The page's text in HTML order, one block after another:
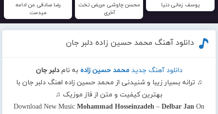
یوسف زمانی دنیا
محسن چاوشی مریض تخت
آخری
رضا صادقی من ادامه
میدمت
دانلود آهنگ محمد حسین زاده دلبر جان
دانلود آهنگ جدید محمد حسین زاده به نامدلبر جان
♫ ترانه بسیار زیبا و شنیدنی از محمد حسین زاده اهنگ دلبر جان با
بهترین کیفیت و متن از فاز موزیک ♫
Download New Music Mohammad Hosseinzadeh – Delbar Jan On